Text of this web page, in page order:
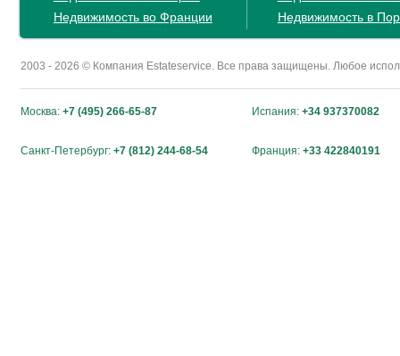
Недвижимость во Франции
Недвижимость в
2003 - 2026 © Компания Estateservice. Все права защищены. Любое
Москва: +7 (495) 266-65-87 Испания: +34 937370082
Санкт-Петербург: +7 (812) 244-68-54 Франция: +33 422840191